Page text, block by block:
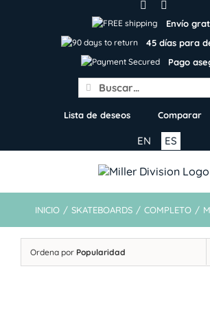
Envío
45 días para
Pago
Search
for:
Lista de deseos Comparar
ES
EN
INICIO / SKATEBOARDS / COMPLETO /
Ordena por Popularidad